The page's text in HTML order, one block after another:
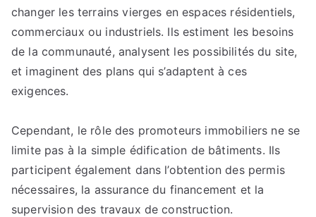
changer les terrains vierges en espaces résidentiels,
commerciaux ou industriels. Ils estiment les besoins
de la communauté, analysent les possibilités du site,
et imaginent des plans qui s’adaptent à ces
exigences.
Cependant, le rôle des promoteurs immobiliers ne se
limite pas à la simple édification de bâtiments. Ils
participent également dans l’obtention des permis
nécessaires, la assurance du financement et la
supervision des travaux de construction.